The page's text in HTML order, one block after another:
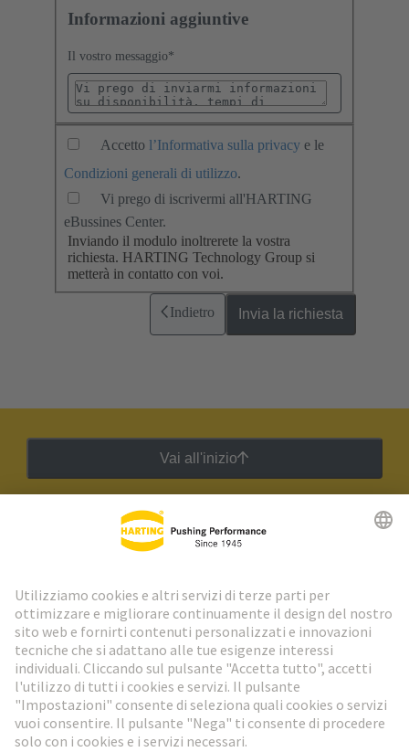
Informazioni aggiuntive
Il vostro messaggio*
Accetto l’Informativa sulla privacy e le
Condizioni generali di utilizzo.
Vi prego di iscrivermi all'HARTING
eBussines Center.
Inviando il modulo inoltrerete la vostra
richiesta. HARTING Technology Group si
metterà in contatto con voi.
Indietro Invia la richiesta
Vai all'inizio
Newsletter HARTING
Vai al registrazione
Social Media